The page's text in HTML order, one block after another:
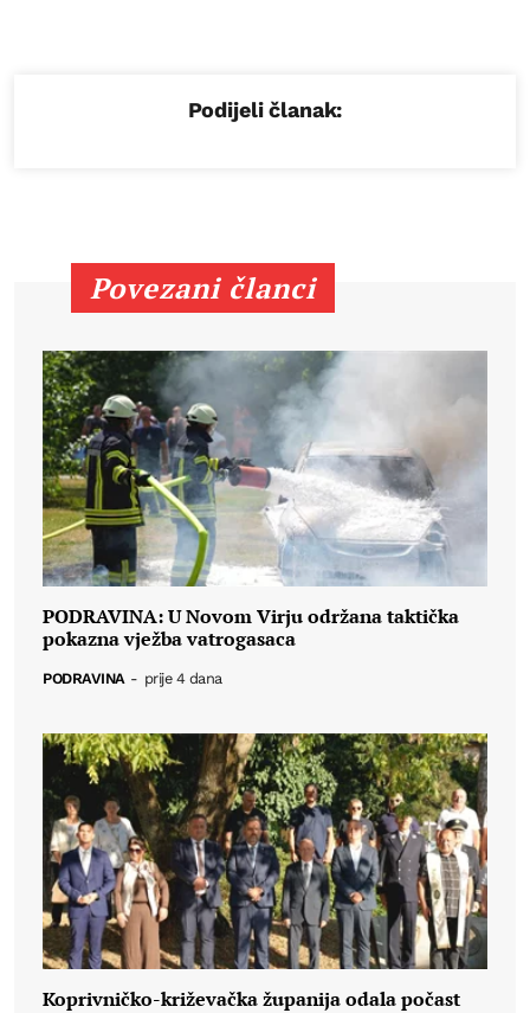
Podijeli članak:
Povezani članci
PODRAVINA: U Novom Virju održana taktička
pokazna vježba vatrogasaca
PODRAVINA - prije 4 dana
Koprivničko-križevačka županija odala počast